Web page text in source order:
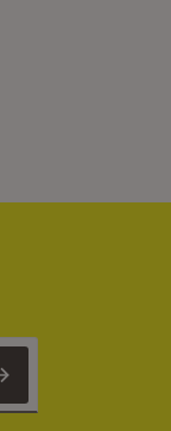
Newsletter